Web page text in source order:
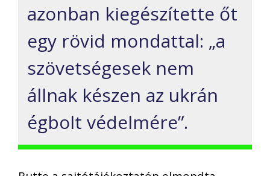
azonban kiegészítette őt
egy rövid mondattal: „a
szövetségesek nem
állnak készen az ukrán
égbolt védelmére”.